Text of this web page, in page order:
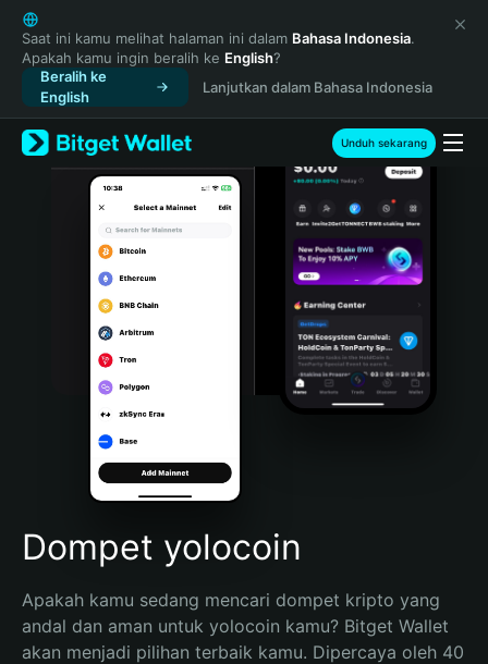
English
日本語
Tiếng Việt
Русский
Español (Latinoamérica)
Türkçe
Italiano
Português (Portugal)
Bahasa Indonesia
Português (Brasil)
Español (Argentina)
Saat ini kamu melihat halaman ini dalam Bahasa Indonesia.
Apakah kamu ingin beralih ke English?
Beralih ke
English
Lanjutkan dalam Bahasa Indonesia
Unduh sekarang
Dompet yolocoin
Apakah kamu sedang mencari dompet kripto yang
andal dan aman untuk yolocoin kamu? Bitget Wallet
akan menjadi pilihan terbaik kamu. Dipercaya oleh 40